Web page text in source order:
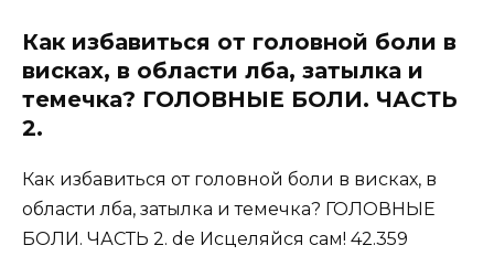
Как избавиться от головной боли в
висках, в области лба, затылка и
темечка? ГОЛОВНЫЕ БОЛИ. ЧАСТЬ
2.
Как избавиться от головной боли в висках, в
области лба, затылка и темечка? ГОЛОВНЫЕ
БОЛИ. ЧАСТЬ 2. de Исцеляйся сам! 42.359